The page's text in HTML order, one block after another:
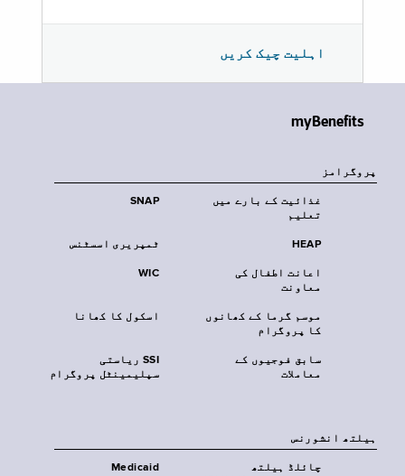
اہلیت چیک کریں
myBenefits
پروگرامز
SNAP
غذائیت کے بارے میں
تعلیم
ٹمپریری اسسٹنس HEAP
WIC
اعانت اطفال کی
معاونت
اسکول کا کھانا
موسم گرما کے کھانوں
کا پروگرام
SSI ریاستی
سپلیمینٹل پروگرام
سابق فوجیوں کے
معاملات
‏ہیلتھ انشورنس
Medicaid
چائلڈ ہیلتھ